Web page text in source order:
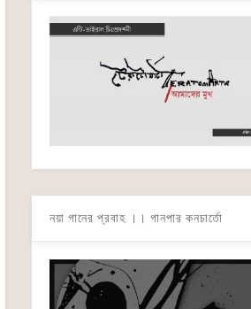
নয়া গানের প্রবাহ ।। গানপার কনচার্তো